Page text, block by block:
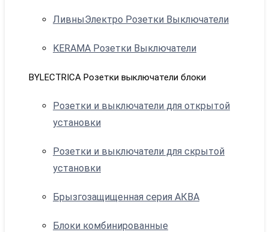
ЛивныЭлектро Розетки Выключатели
KERAMA Розетки Выключатели
BYLECTRICA Розетки выключатели блоки
Розетки и выключатели для открытой
установки
Розетки и выключатели для скрытой
установки
Брызгозащищенная серия АКВА
Блоки комбинированные